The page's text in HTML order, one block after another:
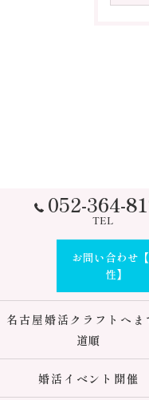
052-364-
TEL
お問い合わせ
性】
名古屋婚活クラフトへま
道順
婚活イベント開催